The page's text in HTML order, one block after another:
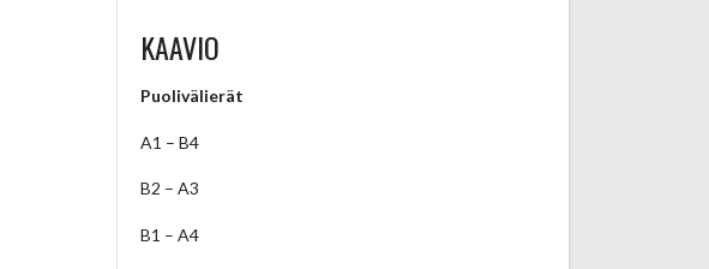
KAAVIO
Puolivälierät
A1 – B4
B2 – A3
B1 – A4